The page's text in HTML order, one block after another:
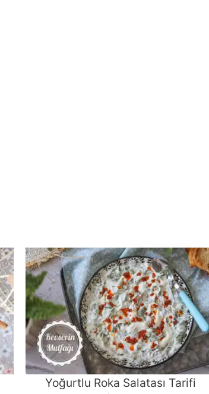
Yoğurtlu Roka Salatası Tarifi